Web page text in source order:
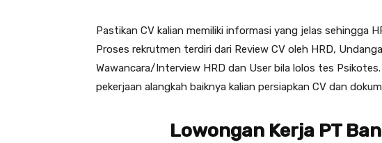
Pastikan CV kalian memiliki informasi yang jelas sehingga
Proses rekrutmen terdiri dari Review CV oleh HRD,
Wawancara/Interview HRD dan User bila lolos tes
pekerjaan alangkah baiknya kalian persiapkan CV dan
Lowongan Kerja PT